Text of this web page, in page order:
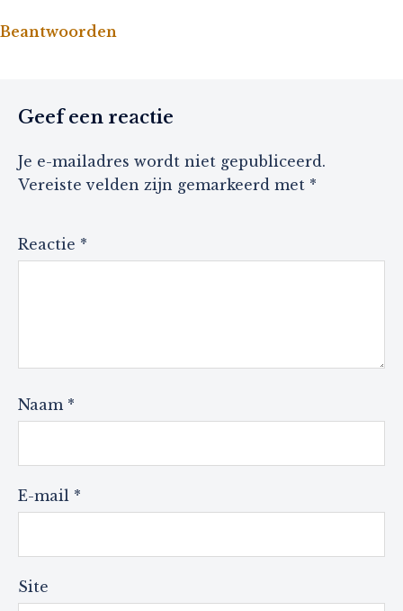
Beantwoorden
Geef een reactie
Je e-mailadres wordt niet gepubliceerd.
Vereiste velden zijn gemarkeerd met *
Reactie *
Naam *
E-mail *
Site